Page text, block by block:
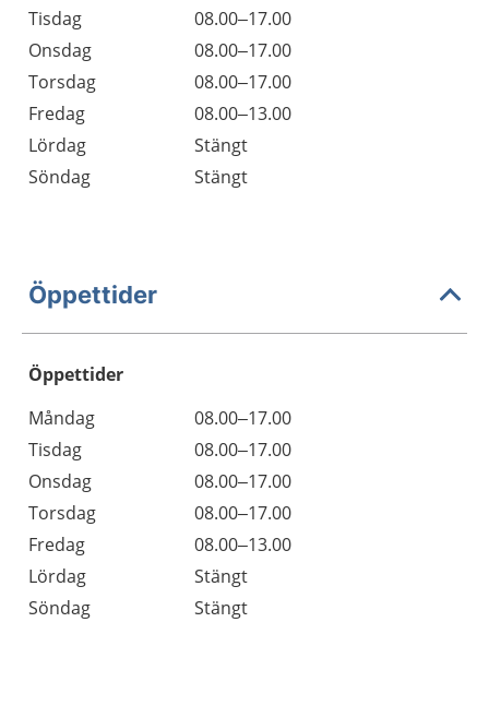
Tisdag
08.00–17.00
Onsdag
08.00–17.00
Torsdag
08.00–17.00
Fredag
08.00–13.00
Lördag
Stängt
Söndag
Stängt
Öppettider
Öppettider
Dag
Öppettider
Kommentarer
Måndag
08.00–17.00
Tisdag
08.00–17.00
Onsdag
08.00–17.00
Torsdag
08.00–17.00
Fredag
08.00–13.00
Lördag
Stängt
Söndag
Stängt